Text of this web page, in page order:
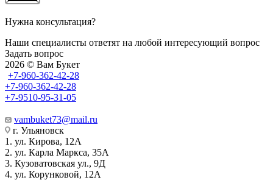
Нужна консультация?
Наши специалисты ответят на любой интересующий вопрос
Задать вопрос
2026 © Вам Букет
+7-960-362-42-28
+7-960-362-42-28
+7-9510-95-31-05
vambuket73@mail.ru
г. Ульяновск
1. ул. Кирова, 12А
2. ул. Карла Маркса, 35А
3. Кузоватовская ул., 9Д
4. ул. Корунковой, 12А